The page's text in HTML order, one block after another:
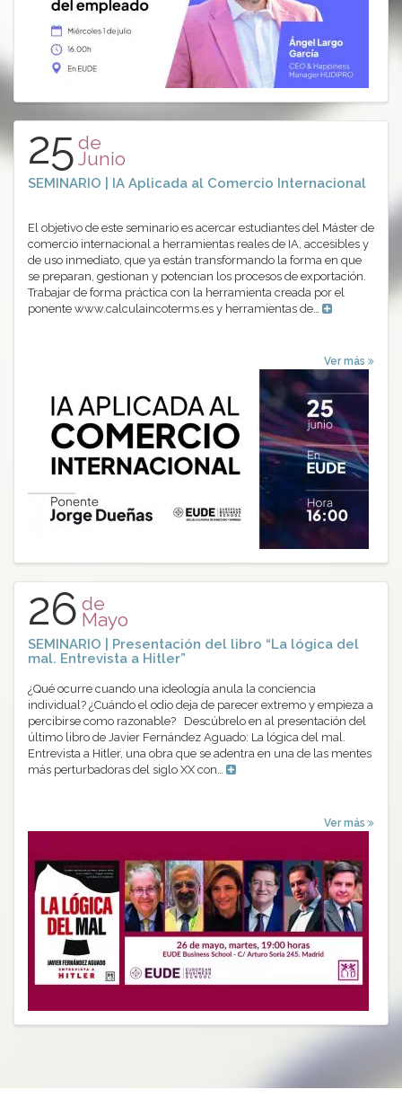
25 de
Junio
SEMINARIO | IA Aplicada al Comercio Internacional
El objetivo de este seminario es acercar estudiantes del Máster de
comercio internacional a herramientas reales de IA, accesibles y
de uso inmediato, que ya están transformando la forma en que
se preparan, gestionan y potencian los procesos de exportación.
Trabajar de forma práctica con la herramienta creada por el
ponente www.calculaincoterms.es y herramientas de…
Ver más
26 de
Mayo
SEMINARIO | Presentación del libro “La lógica del
mal. Entrevista a Hitler”
¿Qué ocurre cuando una ideología anula la conciencia
individual? ¿Cuándo el odio deja de parecer extremo y empieza a
percibirse como razonable? Descúbrelo en al presentación del
último libro de Javier Fernández Aguado: La lógica del mal.
Entrevista a Hitler, una obra que se adentra en una de las mentes
más perturbadoras del siglo XX con…
Ver más